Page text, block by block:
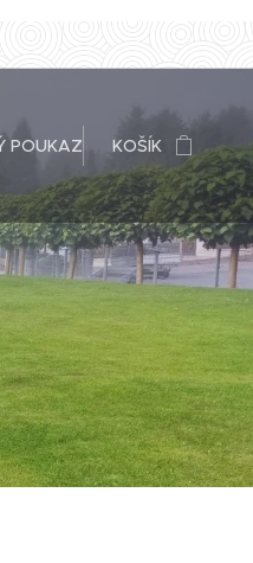
POUKAZ KOŠÍK